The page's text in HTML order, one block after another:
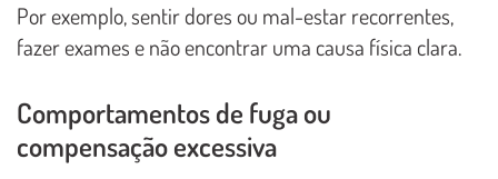
Por exemplo, sentir dores ou mal-estar recorrentes,
fazer exames e não encontrar uma causa física clara.
Comportamentos de fuga ou
compensação excessiva